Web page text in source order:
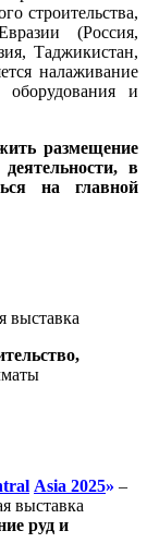
строительства,
(Россия,
Таджикистан,
налаживание
и
размещение
в
на главной
выставка
Asia 2025» –
выставка
руд и